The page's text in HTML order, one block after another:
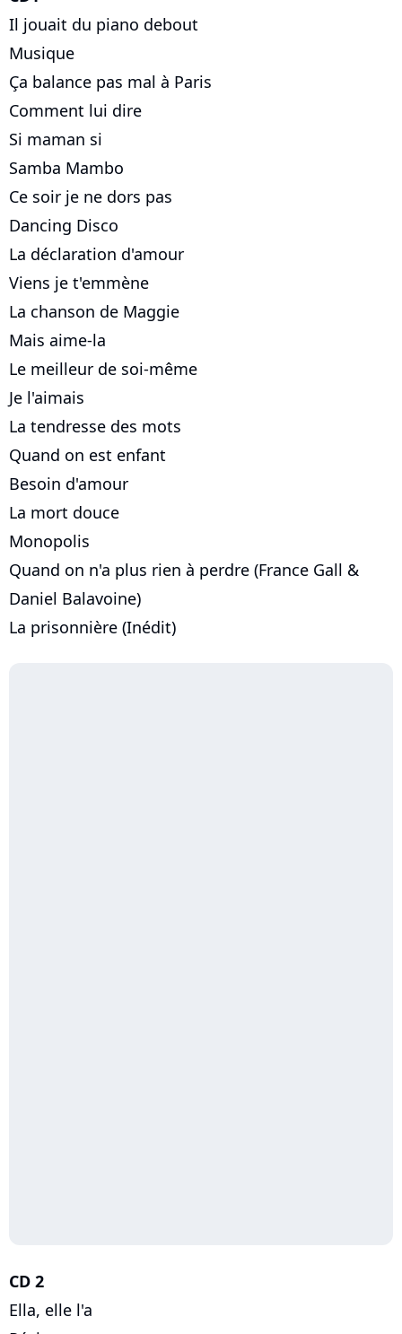
Il jouait du piano debout
Musique
Ça balance pas mal à Paris
Comment lui dire
Si maman si
Samba Mambo
Ce soir je ne dors pas
Dancing Disco
La déclaration d'amour
Viens je t'emmène
La chanson de Maggie
Mais aime-la
Le meilleur de soi-même
Je l'aimais
La tendresse des mots
Quand on est enfant
Besoin d'amour
La mort douce
Monopolis
Quand on n'a plus rien à perdre (France Gall &
Daniel Balavoine)
La prisonnière (Inédit)
CD 2
Ella, elle l'a